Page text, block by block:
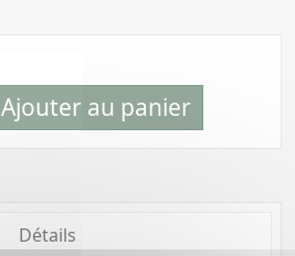
Ajouter au panier
Détails